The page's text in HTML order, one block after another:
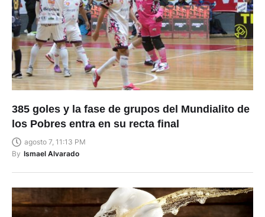
385 goles y la fase de grupos del Mundialito de
los Pobres entra en su recta final
agosto 7, 11:13 PM
By Ismael Alvarado